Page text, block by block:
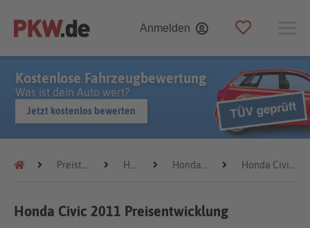
Anmelden
Kostenlose Fahrzeugbewertung
Was ist dein Auto wert?
Jetzt kostenlos bewerten
Preistrends Honda Honda Civic Honda Civic 2011
Honda Civic 2011 Preisentwicklung